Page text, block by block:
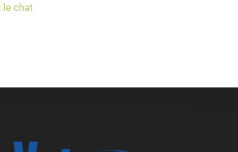
le chat